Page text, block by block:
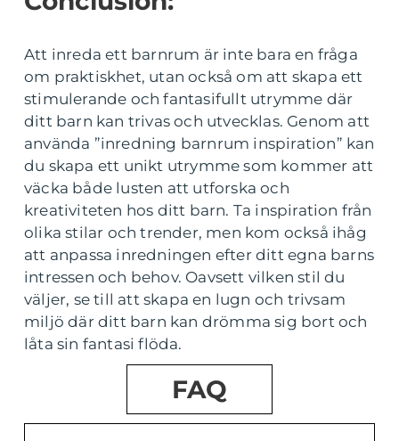
Att inreda ett barnrum är inte bara en fråga
om praktiskhet, utan också om att skapa ett
stimulerande och fantasifullt utrymme där
ditt barn kan trivas och utvecklas. Genom att
använda ”inredning barnrum inspiration” kan
du skapa ett unikt utrymme som kommer att
väcka både lusten att utforska och
kreativiteten hos ditt barn. Ta inspiration från
olika stilar och trender, men kom också ihåg
att anpassa inredningen efter ditt egna barns
intressen och behov. Oavsett vilken stil du
väljer, se till att skapa en lugn och trivsam
miljö där ditt barn kan drömma sig bort och
låta sin fantasi flöda.
FAQ